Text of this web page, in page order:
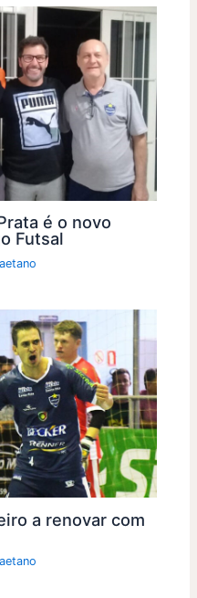
é o novo
Futsal
a renovar com